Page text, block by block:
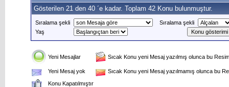
Gösterilen 21 den 40 ´e kadar. Toplam 42 Konu bulunmuştur.
Sıralama şekli
Sıralama şekli
Yaş
Yeni Mesajlar Sıcak Konu yeni Mesaj yazılmış olunca bu
Yeni Mesaj yok
Sıcak Konu yeni Mesaj yazılmamış olunca bu
Konu Kapatılmıştır